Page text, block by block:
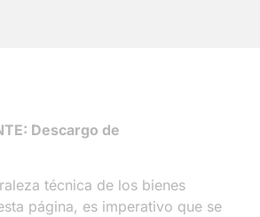
Descargo de
técnica de los bienes
página, es imperativo que se